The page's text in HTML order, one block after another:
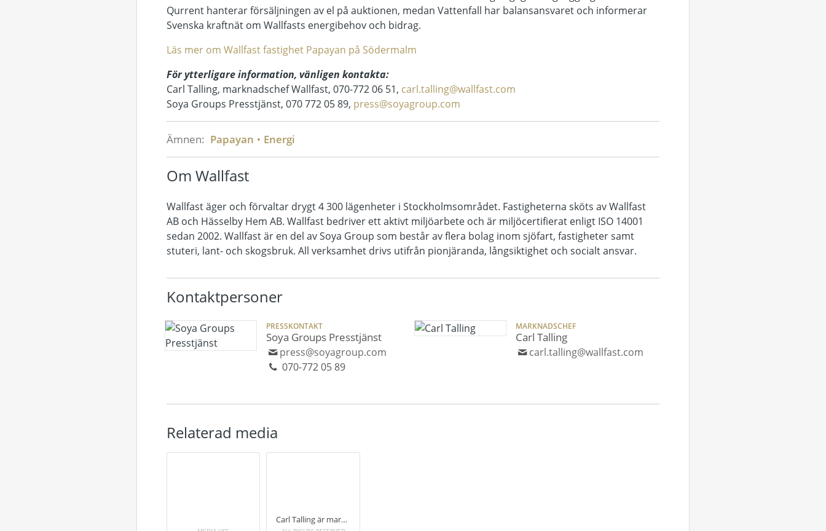
Qurrent hanterar försäljningen av el på auktionen, medan Vattenfall har balansansvaret och informerar
Svenska kraftnät om Wallfasts energibehov och bidrag.
Läs mer om Wallfast fastighet Papayan på Södermalm
För ytterligare information, vänligen kontakta:
Carl Talling, marknadschef Wallfast, 070-772 06 51, carl.talling@wallfast.com
Soya Groups Presstjänst, 070 772 05 89, press@soyagroup.com
Ämnen: Papayan Energi
Om Wallfast
Wallfast äger och förvaltar drygt 4 300 lägenheter i Stockholmsområdet. Fastigheterna sköts av Wallfast
AB och Hässelby Hem AB. Wallfast bedriver ett aktivt miljöarbete och är miljöcertifierat enligt ISO 14001
sedan 2002. Wallfast är en del av Soya Group som består av flera bolag inom sjöfart, fastigheter samt
stuteri, lant- och skogsbruk. All verksamhet drivs utifrån pionjäranda, långsiktighet och socialt ansvar.
Kontaktpersoner
PRESSKONTAKT
Soya Groups Presstjänst
press@soyagroup.com
070-772 05 89
MARKNADSCHEF
Carl Talling
carl.talling@wallfast.com
Relaterad media
Carl Talling är marknadschef och ansvarig för digitala lösningar på Wallfast.